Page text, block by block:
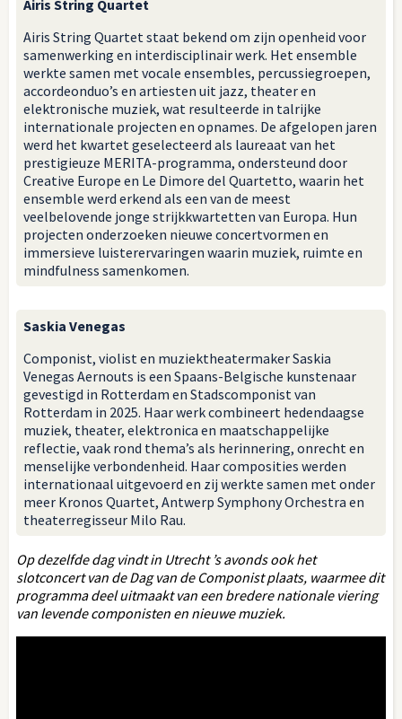
Airis String Quartet
Airis String Quartet staat bekend om zijn openheid voor
samenwerking en interdisciplinair werk. Het ensemble
werkte samen met vocale ensembles, percussiegroepen,
accordeonduo’s en artiesten uit jazz, theater en
elektronische muziek, wat resulteerde in talrijke
internationale projecten en opnames. De afgelopen jaren
werd het kwartet geselecteerd als laureaat van het
prestigieuze MERITA-programma, ondersteund door
Creative Europe en Le Dimore del Quartetto, waarin het
ensemble werd erkend als een van de meest
veelbelovende jonge strijkkwartetten van Europa. Hun
projecten onderzoeken nieuwe concertvormen en
immersieve luisterervaringen waarin muziek, ruimte en
mindfulness samenkomen.
Saskia Venegas
Componist, violist en muziektheatermaker Saskia
Venegas Aernouts is een Spaans-Belgische kunstenaar
gevestigd in Rotterdam en Stadscomponist van
Rotterdam in 2025. Haar werk combineert hedendaagse
muziek, theater, elektronica en maatschappelijke
reflectie, vaak rond thema’s als herinnering, onrecht en
menselijke verbondenheid. Haar composities werden
internationaal uitgevoerd en zij werkte samen met onder
meer Kronos Quartet, Antwerp Symphony Orchestra en
theaterregisseur Milo Rau.
Op dezelfde dag vindt in Utrecht ’s avonds ook het
slotconcert van de Dag van de Componist plaats, waarmee dit
programma deel uitmaakt van een bredere nationale viering
van levende componisten en nieuwe muziek.